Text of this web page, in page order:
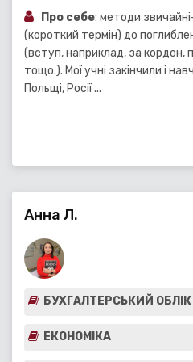
Про себе: методи
(короткий термін) до
(вступ, наприклад, за кордон,
тощо.). Мої учні закінчили і
Польщі, Росії ...
Анна Л.
БУХГАЛТЕРСЬКИЙ ОБЛІК
ЕКОНОМІКА